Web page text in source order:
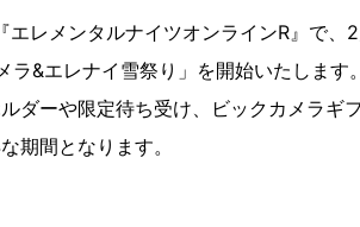
レメンタルナイツオンラインR』で、
ラ&エレナイ雪祭り」を開始いたします
ダーや限定待ち受け、ビックカメラギ
期間となります。